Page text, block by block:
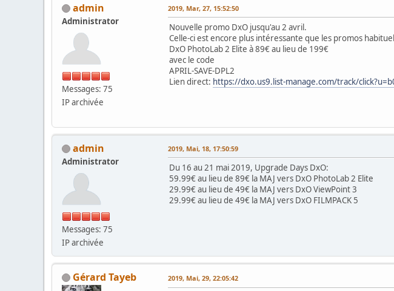
admin
Administrator
Messages: 75
IP archivée
2019, Mar, 27, 15:52:50
Nouvelle promo DxO jusqu'au 2 avril.
Celle-ci est encore plus intéressante que les promos
DxO PhotoLab 2 Elite à 89€ au lieu de 199€
avec le code
APRIL-SAVE-DPL2
Lien direct: https://dxo.us9.list-manage.com/track/
admin
Administrator
Messages: 75
IP archivée
2019, Mai, 18, 17:50:59
Du 16 au 21 mai 2019, Upgrade Days DxO:
59.99€ au lieu de 89€ la MAJ vers DxO PhotoLab 2 Elite
29.99€ au lieu de 49€ la MAJ vers DxO ViewPoint 3
29.99€ au lieu de 49€ la MAJ vers DxO FILMPACK 5
Gérard Tayeb 2019, Mai, 29, 22:05:42